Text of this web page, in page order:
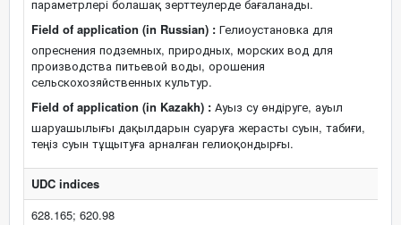
параметрлері болашақ зерттеулерде бағаланады.
Field of application (in Russian) : Гелиоустановка для
опреснения подземных, природных, морских вод для
производства питьевой воды, орошения
сельскохозяйственных культур.
Field of application (in Kazakh) : Ауыз су өндіруге, ауыл
шаруашылығы дақылдарын суаруға жерасты суын, табиғи,
теңіз суын тұщытуға арналған гелиоқондырғы.
UDC indices
628.165; 620.98